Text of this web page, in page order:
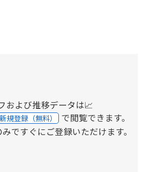
および推移データは📈
新規登録（無料） で閲覧できます。
ですぐにご登録いただけます。